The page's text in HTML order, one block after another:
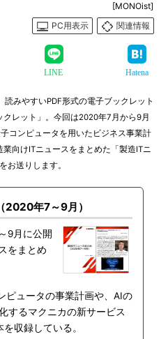
[MONOist]
PC用表示
関連情報
LINE Hatena
みやすいPDF形式の電子ブックレット
レット」。今回は2020年7月から9月
コンピュータを用いたビジネス事業計
向けITニュースをまとめた「製造ITニ
お送りします。
2020年7～9月）
9月に公開
をまとめ
ュータの事業計画や、AIの
するマクニカの新サービス
収録している。